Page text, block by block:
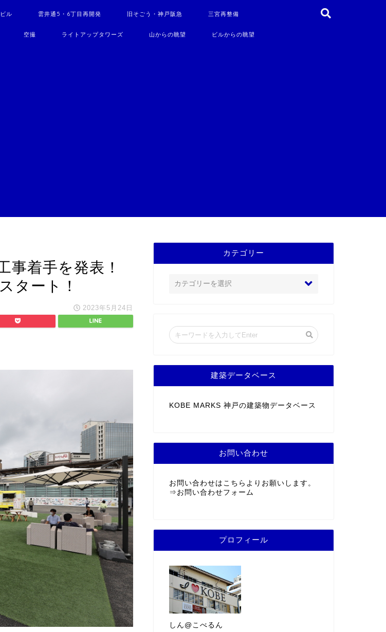
ル 雲井通5・6丁目再開発 旧そごう・神戸阪急 三宮再整備
空撮 ライトアップタワーズ 山からの眺望 ビルからの眺望
事着手を発表！
タート！
2023年5月24日
カテゴリー
建築データベース
KOBE MARKS 神戸の建築物データベース
お問い合わせ
お問い合わせはこちらよりお願いします。
⇒ お問い合わせフォーム
プロフィール
しん@こべるん